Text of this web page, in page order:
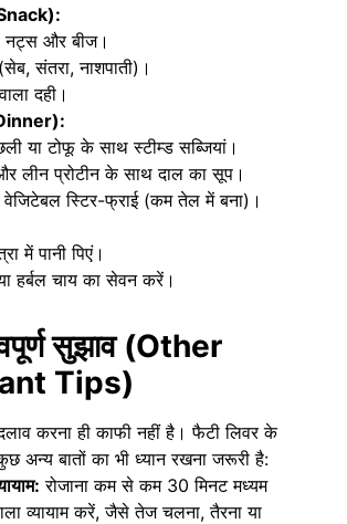
नट्स और बीज।
संतरा, नाशपाती)।
दही।
या टोफू के साथ स्टीम्ड सब्जियां।
लीन प्रोटीन के साथ दाल का सूप।
वेजिटेबल स्टिर-फ्राई (कम तेल में बना)।
में पानी पिएं।
हर्बल चाय का सेवन करें।
सुझाव (Other
Tips)
करना ही काफी नहीं है। फैटी लिवर के
अन्य बातों का भी ध्यान रखना जरूरी है:
रोजाना कम से कम 30 मिनट मध्यम
व्यायाम करें, जैसे तेज चलना, तैरना या